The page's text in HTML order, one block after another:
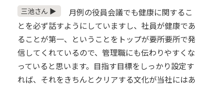
三池さん ▶
月例の役員会議でも健康に関するこ
とを必ず話すようにしていますし、社員が健康であ
ることが第一、ということをトップが要所要所で発
信してくれているので、管理職にも伝わりやすくな
っていると思います。目指す目標をしっかり設定す
れば、それをきちんとクリアする文化が当社にはあ